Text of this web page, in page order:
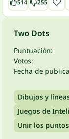
514 255
Two Dots
Puntuación:
Votos:
Fecha de
Dibujos y
Juegos de
Unir los puntos